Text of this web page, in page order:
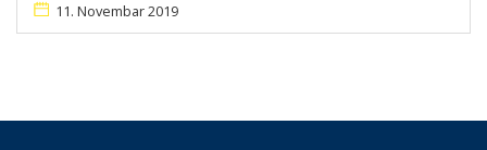
11. Novembar 2019